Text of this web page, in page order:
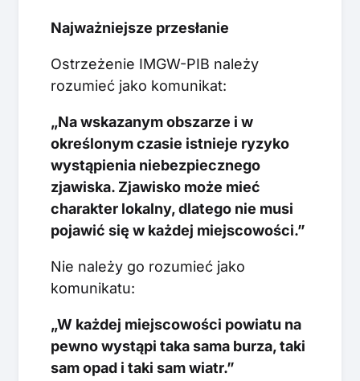
Najważniejsze przesłanie
Ostrzeżenie IMGW-PIB należy
rozumieć jako komunikat:
„Na wskazanym obszarze i w
określonym czasie istnieje ryzyko
wystąpienia niebezpiecznego
zjawiska. Zjawisko może mieć
charakter lokalny, dlatego nie musi
pojawić się w każdej miejscowości.”
Nie należy go rozumieć jako
komunikatu:
„W każdej miejscowości powiatu na
pewno wystąpi taka sama burza, taki
sam opad i taki sam wiatr.”